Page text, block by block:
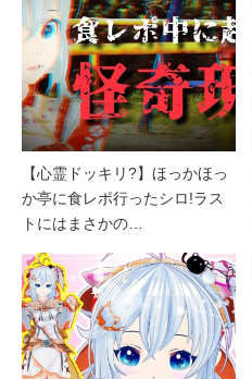
【心霊ドッキリ?】ほっかほっ
か亭に食レポ行ったシロ!ラス
トにはまさかの…